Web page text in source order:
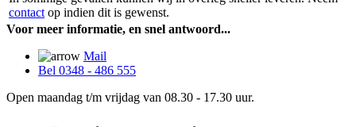
contact op indien dit is gewenst.
Voor meer informatie, en snel antwoord...
Mail
Bel 0348 - 486 555
Open maandag t/m vrijdag van 08.30 - 17.30 uur.